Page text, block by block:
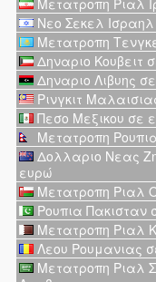
Μετατροπη Ριαλ
Νεο Σεκελ
Μετατροπη
Δηναριο Κουβειτ
Δηναριο Λιβυης
Ρινγκιτ
Πεσο Μεξικου σε
Μετατροπη
Δολλαριο Νεας
ευρώ
Μετατροπη Ριαλ
Ρουπια Πακισταν
Μετατροπη Ριαλ
Λεου Ρουμανιας
Μετατροπη Ριαλ